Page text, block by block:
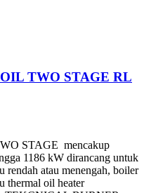
TWO STAGE RL
STAGE mencakup
1186 kW dirancang untuk
rendah atau menengah, boiler
thermal oil heater